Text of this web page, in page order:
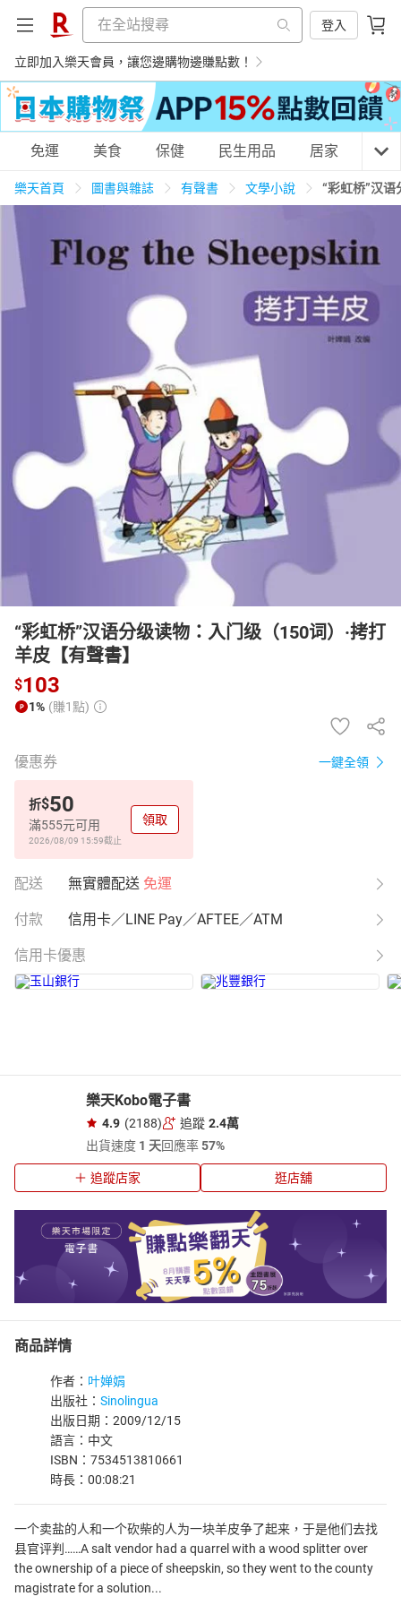
登入
立即加入樂天會員，讓您邊購物邊賺點數！
購物網分類
天天免運 美食蛋糕 養生保健 民生用品
3C家電 運動休閒 親子玩具
男裝 化妝保養
日本購物 電子/紙本書
HOT
免運 美食 保健 民生用品 居家 3C
樂天首頁 圖書與雜誌 有聲書 文學小說 “彩虹桥”汉
“彩虹桥”汉语分级读物：入门级（150词）·拷打
羊皮【有聲書】
$103
1% (賺1點)
優惠券 一鍵全領
折$50
滿555元可用
2026/08/09 15:59截止
領取
配送 無實體配送 免運
付款 信用卡／LINE Pay／AFTEE／ATM
信用卡優惠
樂天Kobo電子書
4.9 (2188) 追蹤 2.4萬
出貨速度 1 天回應率57%
追蹤店家 逛店舖
商品詳情
作者： 叶婵娟
出版社： Sinolingua
出版日期：2009/12/15
語言：中文
ISBN：7534513810661
時長：00:08:21
一个卖盐的人和一个砍柴的人为一块羊皮争了起来，于是他们去找
县官评判……A salt vendor had a quarrel with a wood splitter over
the ownership of a piece of sheepskin, so they went to the county
magistrate for a solution...